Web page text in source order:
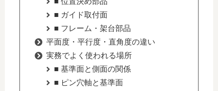
■ ガイド取付面
■ フレーム・架台部品
平面度・平行度・直角度の違い
実務でよく使われる場所
■ 基準面と側面の関係
■ ピン穴軸と基準面